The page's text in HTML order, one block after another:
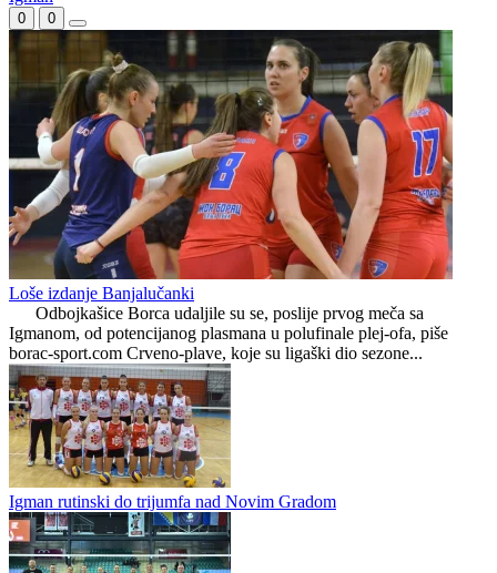
Pobjeda Gacka u Banjaluci
Ana Zubac među najboljim
Igman
0 0